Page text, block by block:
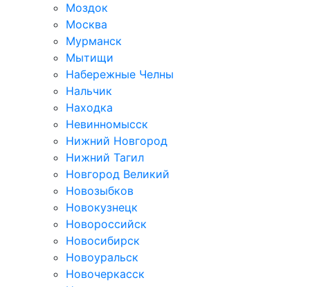
Моздок
Москва
Мурманск
Мытищи
Набережные Челны
Нальчик
Находка
Невинномысск
Нижний Новгород
Нижний Тагил
Новгород Великий
Новозыбков
Новокузнецк
Новороссийск
Новосибирск
Новоуральск
Новочеркасск